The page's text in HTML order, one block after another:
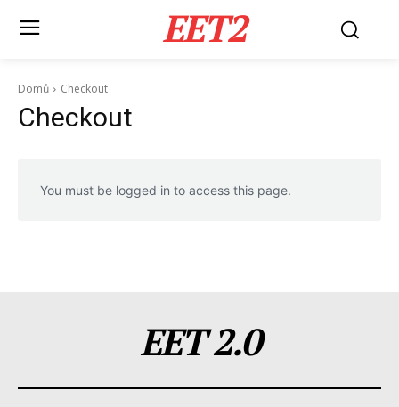
EET2
Domů Checkout
Checkout
You must be logged in to access this page.
EET 2.0